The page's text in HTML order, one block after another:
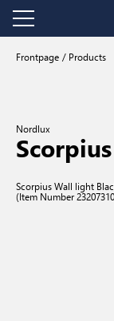
Frontpage Products
Nordlux
Scorpius
Scorpius Wall light
(Item Number